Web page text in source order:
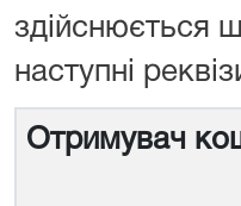
здійснюється
наступні
Отримувач